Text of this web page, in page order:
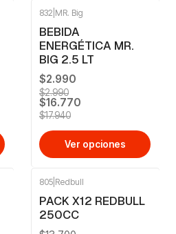
832 MR. Big
BEBIDA
ENERGÉTICA MR.
BIG 2.5 LT
$2.990
$2.990
$16.770
$17.940
Ver opciones
805 Redbull
PACK X12 REDBULL
250CC